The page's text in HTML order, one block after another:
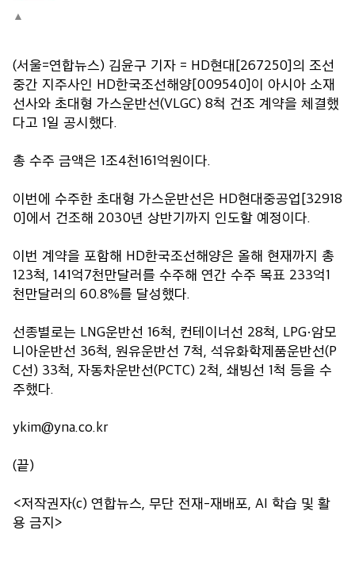
(서울=연합뉴스) 김윤구 기자 = HD현대[267250]의 조선
중간 지주사인 HD한국조선해양[009540]이 아시아 소재
선사와 초대형 가스운반선(VLGC) 8척 건조 계약을 체결했
다고 1일 공시했다.
총 수주 금액은 1조4천161억원이다.
이번에 수주한 초대형 가스운반선은 HD현대중공업[32918
0]에서 건조해 2030년 상반기까지 인도할 예정이다.
이번 계약을 포함해 HD한국조선해양은 올해 현재까지 총
123척, 141억7천만달러를 수주해 연간 수주 목표 233억1
천만달러의 60.8%를 달성했다.
선종별로는 LNG운반선 16척, 컨테이너선 28척, LPG·암모
니아운반선 36척, 원유운반선 7척, 석유화학제품운반선(P
C선) 33척, 자동차운반선(PCTC) 2척, 쇄빙선 1척 등을 수
주했다.
ykim@yna.co.kr
(끝)
<저작권자(c) 연합뉴스, 무단 전재-재배포, AI 학습 및 활
용 금지>